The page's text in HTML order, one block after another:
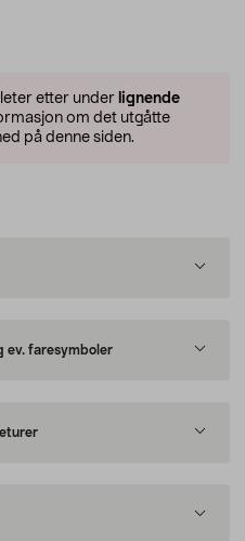
etter under lignende
om det utgåtte
på denne siden.
ev. faresymboler